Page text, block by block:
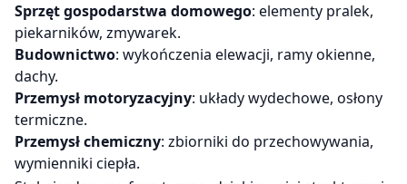
Sprzęt gospodarstwa domowego: elementy pralek,
piekarników, zmywarek.
Budownictwo: wykończenia elewacji, ramy okienne,
dachy.
Przemysł motoryzacyjny: układy wydechowe, osłony
termiczne.
Przemysł chemiczny: zbiorniki do przechowywania,
wymienniki ciepła.